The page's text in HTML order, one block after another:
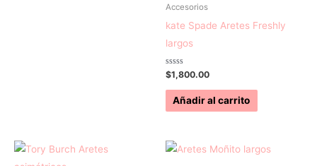
Accesorios
kate Spade Aretes Freshly
largos
Valorado
con
0
$1,800.00
Añadir al carrito